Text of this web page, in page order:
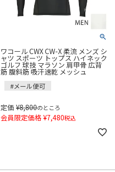
ワコール CWX CW-X 柔流 メンズ シ
ャツ スポーツ トップス ハイネック
ゴルフ 球技 マラソン 肩甲骨 広背
筋 腹斜筋 吸汗速乾 メッシュ
#メール便可
定価 ¥8,800のところ
会員限定価格 ¥7,480税込